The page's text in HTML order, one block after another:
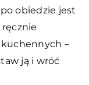
obiedzie jest
ręcznie
kuchennych –
ją i wróć